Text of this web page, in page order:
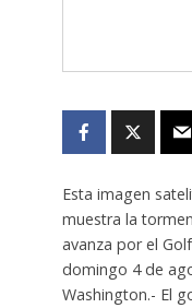
Esta imagen
muestra la
avanza por el
domingo 4 de
Washington.- El